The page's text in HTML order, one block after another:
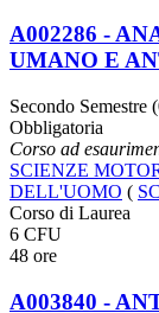
A002286 -
UMANO E
Secondo Semestre
Obbligatoria
Corso ad
SCIENZE
DELL'UOMO (
Corso di Laurea
6 CFU
48 ore
A003840 -